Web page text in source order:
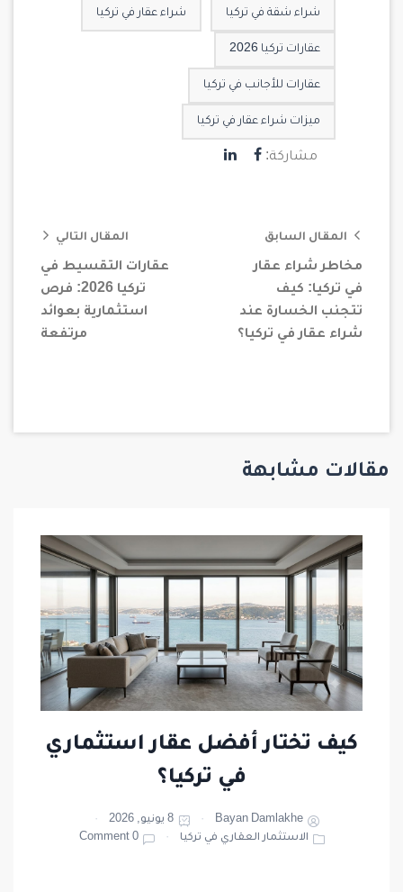
شراء شقة في تركيا شراء عقار في تركيا
عقارات تركيا 2026
عقارات للأجانب في تركيا
ميزات شراء عقار في تركيا
مشاركة:
المقال السابق
مخاطر شراء عقار
في تركيا: كيف
تتجنب الخسارة عند
شراء عقار في تركيا؟
المقال التالي
عقارات التقسيط في
تركيا 2026: فرص
استثمارية بعوائد
مرتفعة
مقالات مشابهة
كيف تختار أفضل عقار استثماري
في تركيا؟
Bayan Damlakhe
8 يونيو, 2026
الاستثمار العقاري في تركيا
0 Comment